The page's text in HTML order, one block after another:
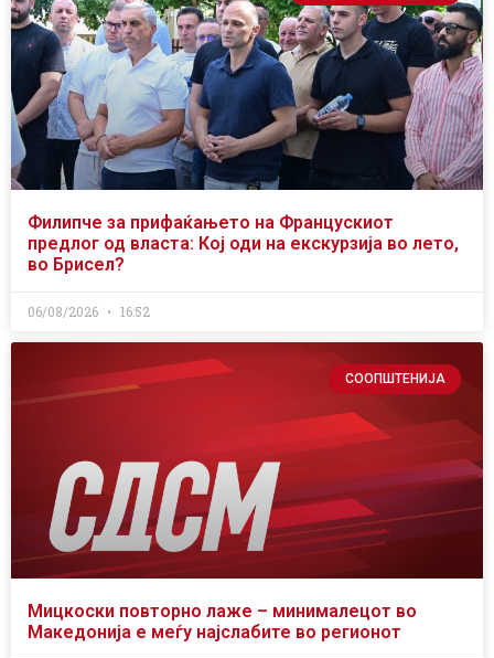
Филипче за прифаќањето на Францускиот
предлог од власта: Кој оди на екскурзија во лето,
во Брисел?
06/08/2026 16:52
СООПШТЕНИЈА
Мицкоски повторно лаже – минималецот во
Македонија е меѓу најслабите во регионот